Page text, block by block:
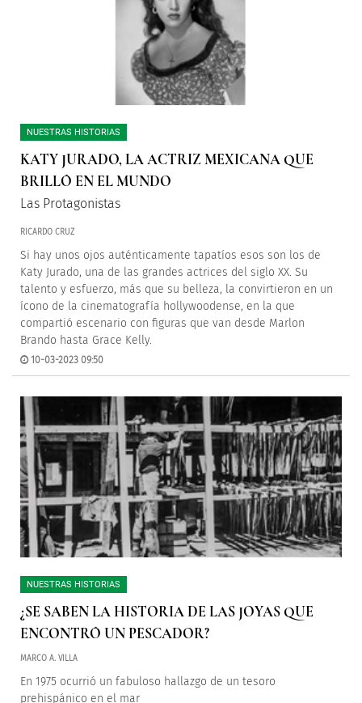
NUESTRAS HISTORIAS
KATY JURADO, LA ACTRIZ MEXICANA QUE
BRILLÓ EN EL MUNDO
Las Protagonistas
RICARDO CRUZ
Si hay unos ojos auténticamente tapatíos esos son los de
Katy Jurado, una de las grandes actrices del siglo XX. Su
talento y esfuerzo, más que su belleza, la convirtieron en un
ícono de la cinematografía hollywoodense, en la que
compartió escenario con figuras que van desde Marlon
Brando hasta Grace Kelly.
10-03-2023 09:50
NUESTRAS HISTORIAS
¿SE SABEN LA HISTORIA DE LAS JOYAS QUE
ENCONTRÓ UN PESCADOR?
MARCO A. VILLA
En 1975 ocurrió un fabuloso hallazgo de un tesoro
prehispánico en el mar